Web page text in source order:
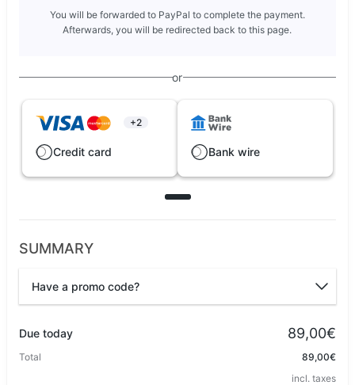
You will be forwarded to PayPal to complete the payment.
Afterwards, you will be redirected back to this page.
or
+2
Credit card Bank wire
SUMMARY
Have a promo code?
Due today 89,00€
Total
89,00€
incl. taxes